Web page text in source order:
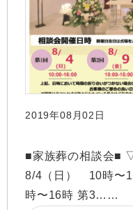
2019年08月02日
■家族葬の相談会■
8/4（日） 10時〜
時〜16時 第3……